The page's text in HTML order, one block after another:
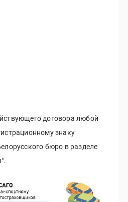
договора любой
знаку
бюро в разделе